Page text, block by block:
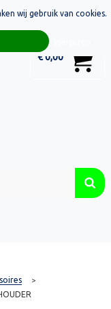
€ 0,00
>
wij gebruik van cookies.